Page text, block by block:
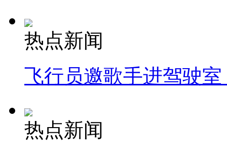
热点新闻
飞行员邀歌手进驾驶
热点新闻